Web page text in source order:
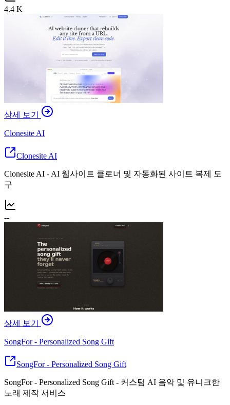
4.4 K
상세 보기
Clonesite AI
Clonesite AI
Clonesite AI - AI 웹사이트 클로너 및 자동화된 사이트 복제 도
구
--
상세 보기
SongFor - Personalized Song Gift
SongFor - Personalized Song Gift
SongFor - Personalized Song Gift - 커스텀 AI 음악 및 유니크한
노래 제작 서비스